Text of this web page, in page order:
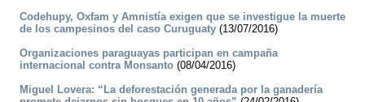
Codehupy, Oxfam y Amnistía exigen que se investigue la muerte
de los campesinos del caso Curuguaty (13/07/2016)
Organizaciones paraguayas participan en campaña
internacional contra Monsanto (08/04/2016)
Miguel Lovera: “La deforestación generada por la ganadería